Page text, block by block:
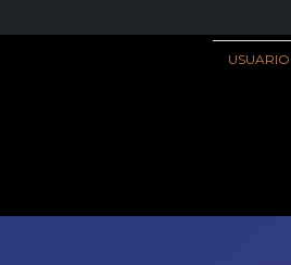
USUARIO